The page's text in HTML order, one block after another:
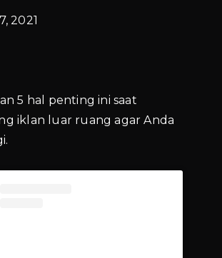
2021
5 hal penting ini saat
iklan luar ruang agar Anda